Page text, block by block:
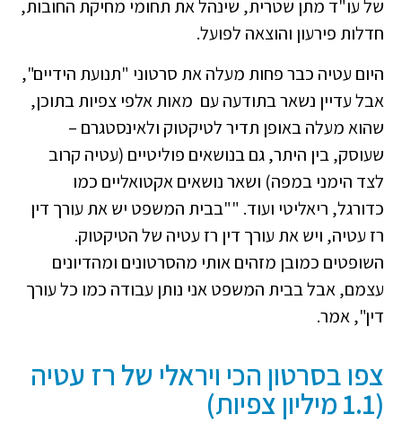
של עו"ד מתן שטרית, שינהל את תחומי מחיקת החובות,
חדלות פירעון והוצאה לפועל.
היום עטיה כבר פחות מעלה את סרטוני "תנועת הידיים",
אבל עדיין נשאר בתודעה עם מאות אלפי צפיות בתוכן,
שהוא מעלה באופן תדיר לטיקטוק ולאינסטגרם –
שעוסק, בין היתר, גם בנושאים פוליטיים (עטיה קרוב
לצד הימני במפה) ושאר נושאים אקטואליים כמו
כדורגל, ריאליטי ועוד. ""בבית המשפט יש את עורך דין
רז עטיה, ויש את עורך דין רז עטיה של הטיקטוק.
השופטים כמובן מזהים אותי מהסרטונים ומהדיונים
עצמם, אבל בבית המשפט אני נותן עבודה כמו כל עורך
דין", אמר.
צפו בסרטון הכי ויראלי של רז עטיה
(1.1 מיליון צפיות)